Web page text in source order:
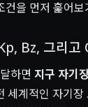
건을 먼저 훑어보
Bz, 그리
하면 지구 자기
세계적인 자기